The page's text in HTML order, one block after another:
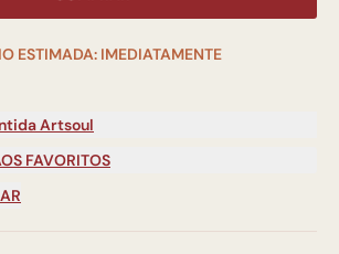
ESTIMADA: IMEDIATAMENTE
Artsoul
FAVORITOS